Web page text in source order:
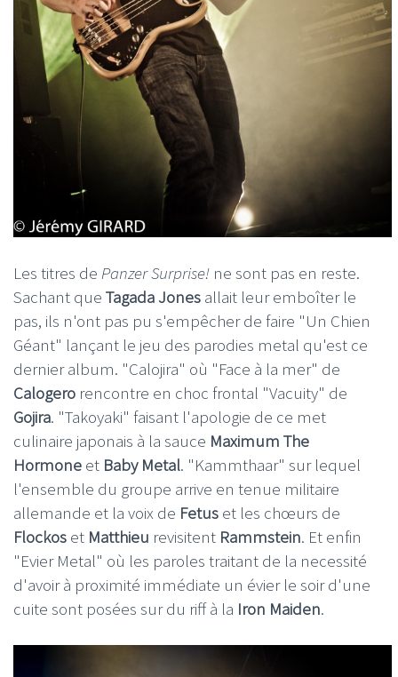
Les titres de Panzer Surprise! ne sont pas en reste.
Sachant que Tagada Jones allait leur emboîter le
pas, ils n'ont pas pu s'empêcher de faire "Un Chien
Géant" lançant le jeu des parodies metal qu'est ce
dernier album. "Calojira" où "Face à la mer" de
Calogero rencontre en choc frontal "Vacuity" de
Gojira. "Takoyaki" faisant l'apologie de ce met
culinaire japonais à la sauce Maximum The
Hormone et Baby Metal. "Kammthaar" sur lequel
l'ensemble du groupe arrive en tenue militaire
allemande et la voix de Fetus et les chœurs de
Flockos et Matthieu revisitent Rammstein. Et enfin
"Evier Metal" où les paroles traitant de la necessité
d'avoir à proximité immédiate un évier le soir d'une
cuite sont posées sur du riff à la Iron Maiden.